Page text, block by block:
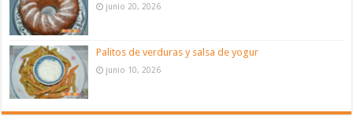
junio 20, 2026
Palitos de verduras y salsa de yogur
junio 10, 2026